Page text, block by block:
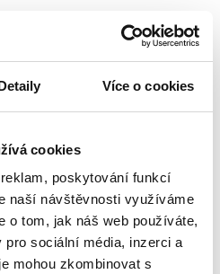
Více o cookies
cookies
poskytování funkcí
naší návštěvnosti využíváme
o tom, jak náš web používáte,
sociální média, inzerci a
mohou zkombinovat s